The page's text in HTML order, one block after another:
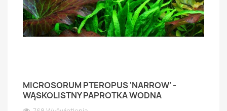
MICROSORUM PTEROPUS 'NARROW' -
WĄSKOLISTNY PAPROTKA WODNA